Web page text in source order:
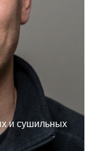
и сушильных